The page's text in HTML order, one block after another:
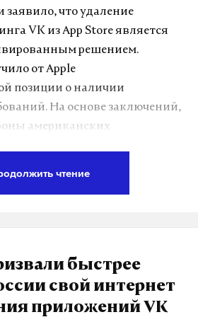
Telegram
VK
#макрон
что удаление
VK из App Store является
решением.
от Apple
позиции о наличии
На основе заключений,
американских
социально значимые
приложений, которые
информирования россиян о
чтение
быстрее
свой интернет
приложений VK